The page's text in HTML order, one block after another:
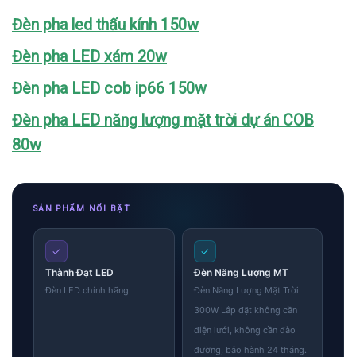
Đèn pha led thấu kính 150w
Đèn pha LED xám 20w
Đèn pha LED cob ip66 150w
Đèn pha LED năng lượng mặt trời dự án COB
80w
SẢN PHẨM NỔI BẬT
✓
Thành Đạt LED
Đèn LED chính hãng
✓
Đèn Năng Lượng MT
Đèn Năng Lượng Mặt Trời
300W Lắp đặt không cần
điện lưới, không cần đào
đường, bảo hành 24 tháng.